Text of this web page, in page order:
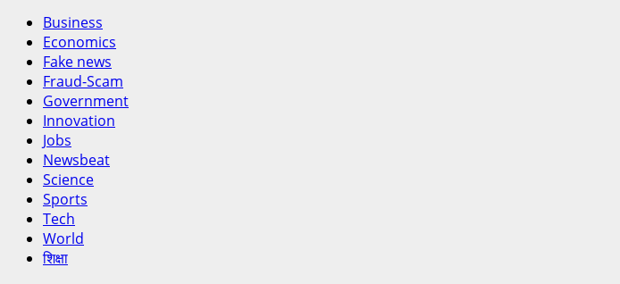
Business
Economics
Fake news
Fraud-Scam
Government
Innovation
Jobs
Newsbeat
Science
Sports
Tech
World
शिक्षा